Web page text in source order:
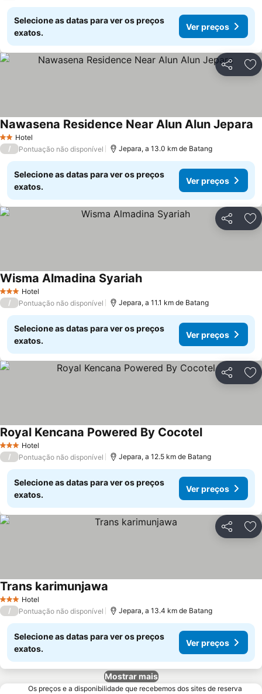
Selecione as datas para ver os preços
exatos.
Ver preços
Partilhar
2 Estrelas
Hotel
Nawasena Residence Near Alun Alun Jepara
/ Pontuação não disponível Jepara, a 13.0 km de Batang
Selecione as datas para ver os preços
exatos.
Ver preços
Partilhar
3 EstrelasHotel
Wisma Almadina SyariahVer preços
/ Pontuação não disponível Jepara, a 11.1 km de Batang
Selecione as datas para ver os preços
exatos.
Ver preços
Partilhar
3 EstrelasHotel
Royal Kencana Powered By CocotelVer preços
/ Pontuação não disponível Jepara, a 12.5 km de Batang
Selecione as datas para ver os preços
exatos.
Ver preços
Partilhar
3 EstrelasHotel
Trans karimunjawa
/ Pontuação não disponível Jepara, a 13.4 km de Batang
Selecione as datas para ver os preços
exatos.
Ver preços
Mostrar mais
Os preços e a disponibilidade que recebemos dos sites de reserva